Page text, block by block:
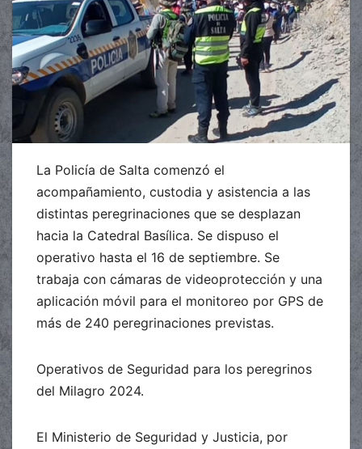
La Policía de Salta comenzó el
acompañamiento, custodia y asistencia a las
distintas peregrinaciones que se desplazan
hacia la Catedral Basílica. ​Se dispuso el
operativo hasta el 16 de septiembre. Se
trabaja con cámaras de videoprotección y una
aplicación móvil para el monitoreo por GPS de
más de 240 peregrinaciones previstas.
Operativos de Seguridad para los peregrinos
del Milagro 2024.
El Ministerio de Seguridad y Justicia, por